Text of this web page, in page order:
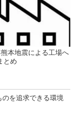
本地震による工場へ
とめ
のを追求できる環境